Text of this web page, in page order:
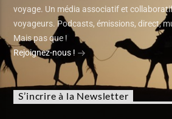
voyage. Un média associatif et
voyageurs. Podcasts, émissions, direct,
Mais pas que !
Rejoignez-nous !
S’incrire à la Newsletter